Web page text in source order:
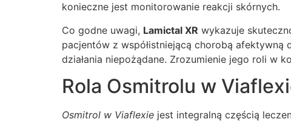
konieczne jest monitorowanie reakcji skórnych.
Co godne uwagi, Lamictal XR wykazuje
pacjentów z współistniejącą chorobą
działania niepożądane. Zrozumienie jego roli w
Rola Osmitrolu w
Osmitrol w Viaflexie jest integralną częścią